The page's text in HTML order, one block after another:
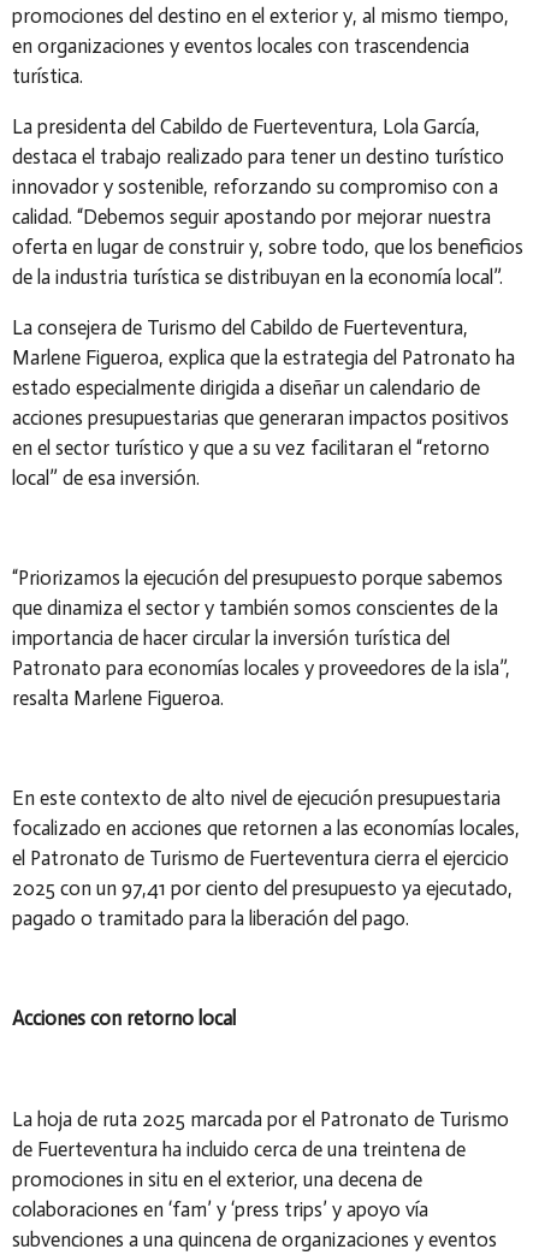
promociones del destino en el exterior y, al mismo tiempo,
en organizaciones y eventos locales con trascendencia
turística.
La presidenta del Cabildo de Fuerteventura, Lola García,
destaca el trabajo realizado para tener un destino turístico
innovador y sostenible, reforzando su compromiso con a
calidad. “Debemos seguir apostando por mejorar nuestra
oferta en lugar de construir y, sobre todo, que los beneficios
de la industria turística se distribuyan en la economía local”.
La consejera de Turismo del Cabildo de Fuerteventura,
Marlene Figueroa, explica que la estrategia del Patronato ha
estado especialmente dirigida a diseñar un calendario de
acciones presupuestarias que generaran impactos positivos
en el sector turístico y que a su vez facilitaran el “retorno
local” de esa inversión.
“Priorizamos la ejecución del presupuesto porque sabemos
que dinamiza el sector y también somos conscientes de la
importancia de hacer circular la inversión turística del
Patronato para economías locales y proveedores de la isla”,
resalta Marlene Figueroa.
En este contexto de alto nivel de ejecución presupuestaria
focalizado en acciones que retornen a las economías locales,
el Patronato de Turismo de Fuerteventura cierra el ejercicio
2025 con un 97,41 por ciento del presupuesto ya ejecutado,
pagado o tramitado para la liberación del pago.
Acciones con retorno local
La hoja de ruta 2025 marcada por el Patronato de Turismo
de Fuerteventura ha incluido cerca de una treintena de
promociones in situ en el exterior, una decena de
colaboraciones en ‘fam’ y ‘press trips’ y apoyo vía
subvenciones a una quincena de organizaciones y eventos